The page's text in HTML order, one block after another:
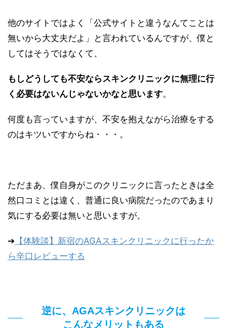
他のサイトではよく「公式サイトと違うなんてことは
無いから大丈夫だよ」と言われているんですが、僕と
してはそうではなくて、
もしどうしても不安ならスキンクリニックに無理に行
く必要はないんじゃないかなと思います。
何度も言っていますが、不安を抱えながら治療をする
のはキツいですからね・・・。
ただまあ、僕自身がこのクリニックに言ったときは全
然口コミとは違く、普通に良い病院だったのであまり
気にする必要は無いと思いますが。
➔ 【体験談】新宿のAGAスキンクリニックに行ったか
ら辛口レビューする
逆に、AGAスキンクリニックは
こんなメリットもある